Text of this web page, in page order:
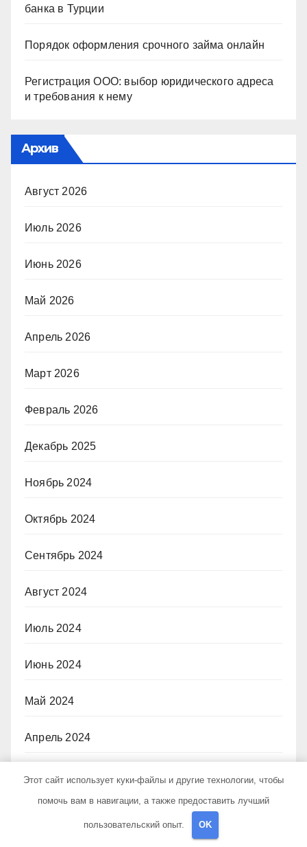
банка в Турции
Порядок оформления срочного займа онлайн
Регистрация ООО: выбор юридического адреса
и требования к нему
Архив
Август 2026
Июль 2026
Июнь 2026
Май 2026
Апрель 2026
Март 2026
Февраль 2026
Декабрь 2025
Ноябрь 2024
Октябрь 2024
Сентябрь 2024
Август 2024
Июль 2024
Июнь 2024
Май 2024
Апрель 2024
Март 2024
Этот сайт использует куки-файлы и другие технологии, чтобы
помочь вам в навигации, а также предоставить лучший
пользовательский опыт. OK